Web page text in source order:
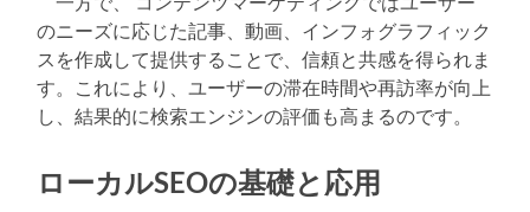
のニーズに応じた記事、動画、インフォグラフィック
スを作成して提供することで、信頼と共感を得られま
す。これにより、ユーザーの滞在時間や再訪率が向上
し、結果的に検索エンジンの評価も高まるのです。
ローカルSEOの基礎と応用